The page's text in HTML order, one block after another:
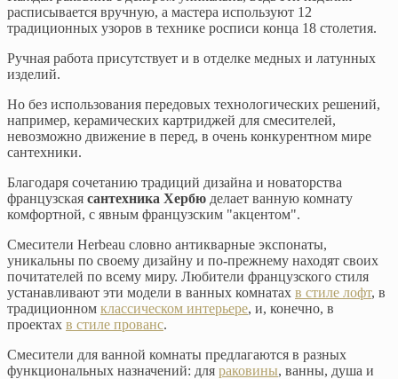
расписывается вручную, а мастера используют 12
традиционных узоров в технике росписи конца 18 столетия.
Ручная работа присутствует и в отделке медных и латунных
изделий.
Но без использования передовых технологических решений,
например, керамических картриджей для смесителей,
невозможно движение в перед, в очень конкурентном мире
сантехники.
Благодаря сочетанию традиций дизайна и новаторства
французская сантехника Хербю делает ванную комнату
комфортной, с явным французским "акцентом".
Смесители Herbeau словно антикварные экспонаты,
уникальны по своему дизайну и по-прежнему находят своих
почитателей по всему миру. Любители французского стиля
устанавливают эти модели в ванных комнатах в стиле лофт, в
традиционном классическом интерьере, и, конечно, в
проектах в стиле прованс.
Смесители для ванной комнаты предлагаются в разных
функциональных назначений: для раковины, ванны, душа и